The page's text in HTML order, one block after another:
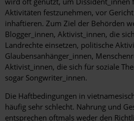
Aktivitäten festzunehmen, vor
inhaftieren. Zum Ziel der Behörden
Blogger_innen, Aktivist_innen, die
Landrechte einsetzen, politische
Glaubensanhänger_innen,
Aktivist_innen, die sich für soziale
sogar Songwriter_innen.
Die Haftbedingungen in
häufig sehr schlecht. Nahrung und
entsprechen oftmals weder den